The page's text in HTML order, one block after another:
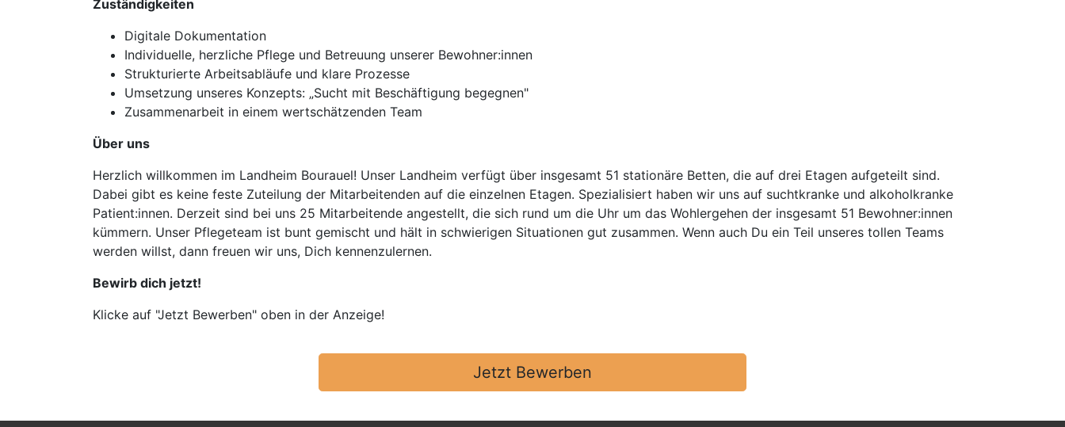
Zuständigkeiten
Digitale Dokumentation
Individuelle, herzliche Pflege und Betreuung unserer Bewohner:innen
Strukturierte Arbeitsabläufe und klare Prozesse
Umsetzung unseres Konzepts: „Sucht mit Beschäftigung begegnen"
Zusammenarbeit in einem wertschätzenden Team
Über uns
Herzlich willkommen im Landheim Bourauel! Unser Landheim verfügt über insgesamt 51 stationäre Betten, die auf drei Etagen aufgeteilt sind.
Dabei gibt es keine feste Zuteilung der Mitarbeitenden auf die einzelnen Etagen. Spezialisiert haben wir uns auf suchtkranke und alkoholkranke
Patient:innen. Derzeit sind bei uns 25 Mitarbeitende angestellt, die sich rund um die Uhr um das Wohlergehen der insgesamt 51 Bewohner:innen
kümmern. Unser Pflegeteam ist bunt gemischt und hält in schwierigen Situationen gut zusammen. Wenn auch Du ein Teil unseres tollen Teams
werden willst, dann freuen wir uns, Dich kennenzulernen.
Bewirb dich jetzt!
Klicke auf "Jetzt Bewerben" oben in der Anzeige!
Jetzt Bewerben